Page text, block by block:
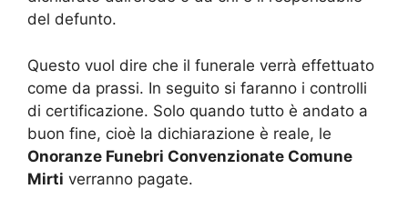
del defunto.
Questo vuol dire che il funerale verrà effettuato
come da prassi. In seguito si faranno i controlli
di certificazione. Solo quando tutto è andato a
buon fine, cioè la dichiarazione è reale, le
Onoranze Funebri Convenzionate Comune
Mirti verranno pagate.